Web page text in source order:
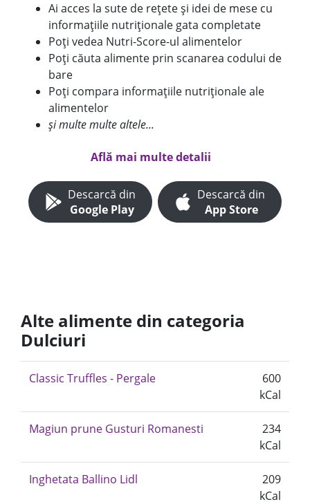
Ai acces la sute de rețete și idei de mese cu
informațiile nutriționale gata completate
Poți vedea Nutri-Score-ul alimentelor
Poți căuta alimente prin scanarea codului de
bare
Poți compara informațiile nutriționale ale
alimentelor
și multe multe altele...
Află mai multe detalii
Descarcă din
Google Play
Descarcă din
App Store
Alte alimente din categoria
Dulciuri
Classic Truffles - Pergale
600
kCal
Magiun prune Gusturi Romanesti
234
kCal
Inghetata Ballino Lidl
209
kCal